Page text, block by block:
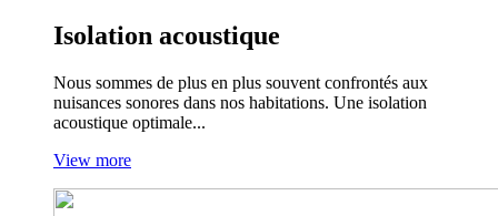
Isolation acoustique
Nous sommes de plus en plus souvent confrontés aux
nuisances sonores dans nos habitations. Une isolation
acoustique optimale...
View more